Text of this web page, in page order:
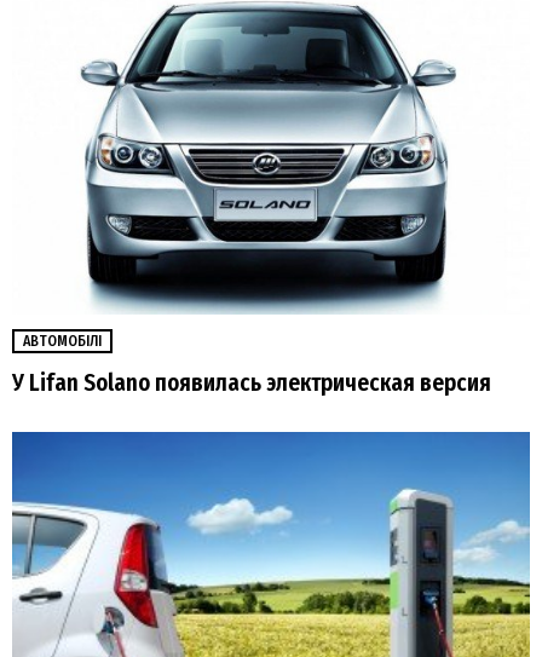
АВТОМОБІЛІ
У Lifan Solano появилась электрическая версия